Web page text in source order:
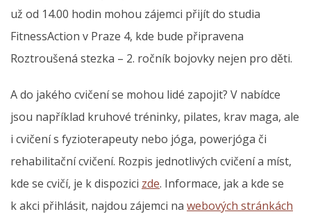
už od 14.00 hodin mohou zájemci přijít do studia
FitnessAction v Praze 4, kde bude připravena
Roztroušená stezka – 2. ročník bojovky nejen pro děti.
A do jakého cvičení se mohou lidé zapojit? V nabídce
jsou například kruhové tréninky, pilates, krav maga, ale
i cvičení s fyzioterapeuty nebo jóga, powerjóga či
rehabilitační cvičení. Rozpis jednotlivých cvičení a míst,
kde se cvičí, je k dispozici zde. Informace, jak a kde se
k akci přihlásit, najdou zájemci na webových stránkách